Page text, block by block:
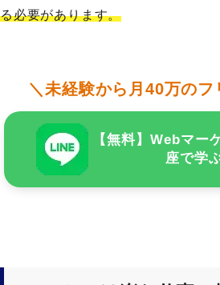
る必要があります。
＼未経験から月40万のフ
【無料】Webマー
座で学